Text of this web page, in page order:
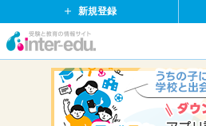
新規登録
イ